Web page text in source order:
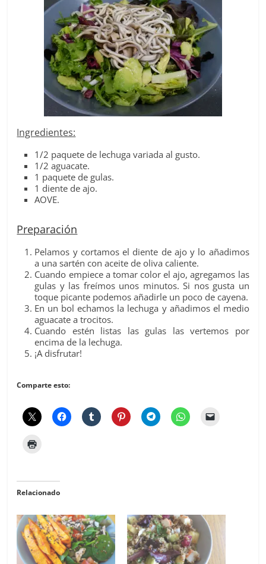
Ingredientes:
1/2 paquete de lechuga variada al gusto.
1/2 aguacate.
1 paquete de gulas.
1 diente de ajo.
AOVE.
Preparación
Pelamos y cortamos el diente de ajo y lo añadimos
a una sartén con aceite de oliva caliente.
Cuando empiece a tomar color el ajo, agregamos las
gulas y las freímos unos minutos. Si nos gusta un
toque picante podemos añadirle un poco de cayena.
En un bol echamos la lechuga y añadimos el medio
aguacate a trocitos.
Cuando estén listas las gulas las vertemos por
encima de la lechuga.
¡A disfrutar!
Comparte esto:
Relacionado